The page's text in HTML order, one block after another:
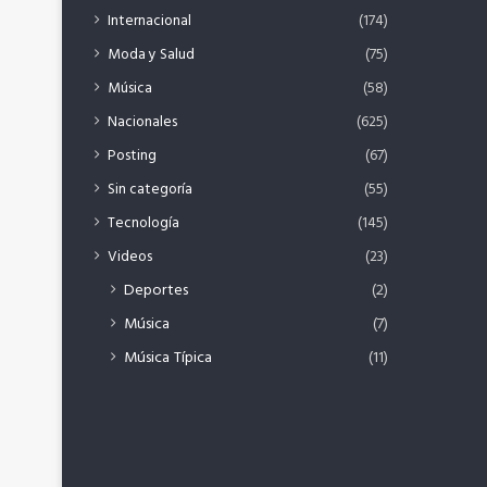
Internacional
(174)
Moda y Salud
(75)
Música
(58)
Nacionales
(625)
Posting
(67)
Sin categoría
(55)
Tecnología
(145)
Videos
(23)
Deportes
(2)
Música
(7)
Música Típica
(11)